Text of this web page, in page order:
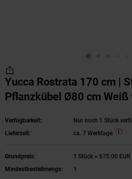
Yucca Rostrata 170 cm |
Pflanzkübel Ø80 cm
Verfügbarkeit:
Nur noch 1 Stück
Lieferzeit:
ca. 7 Werktage
Grundpreis:
1 Stück = 675.00 EUR
Mindestbestellmenge:
1